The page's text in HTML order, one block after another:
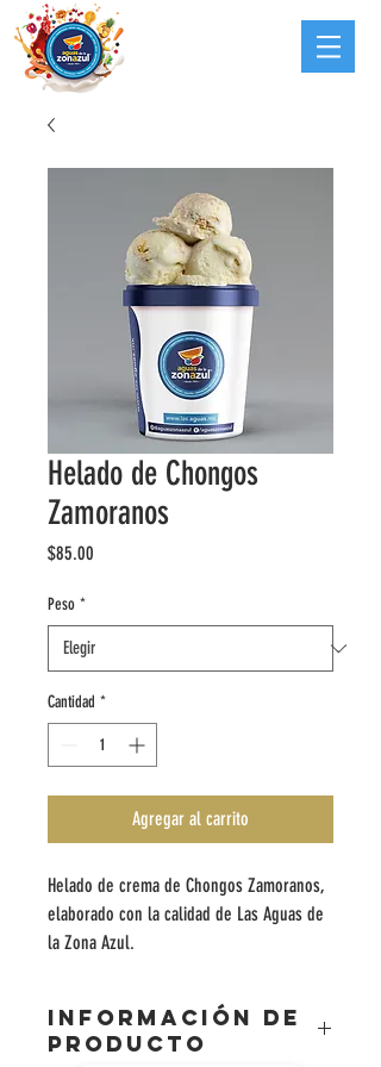
Helado de Chongos
Zamoranos
$85.00
Peso *
Cantidad *
Agregar al carrito
Helado de crema de Chongos Zamoranos,
elaborado con la calidad de Las Aguas de
la Zona Azul.
INFORMACIÓN DE
PRODUCTO